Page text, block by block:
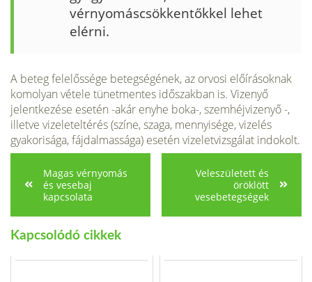
vérnyomáscsökkentőkkel lehet
elérni.
A beteg felelőssége betegségének, az orvosi előírásoknak
komo­lyan vétele tünetmentes időszakban is. Vizenyő
jelentkezése esetén -akár enyhe boka-, szemhéjvizenyő -,
illetve vizeleteltérés (színe, szaga, mennyisége, vizelés
gyakorisága, fájdalmassága) esetén vizeletvizsgálat indokolt.
Magas vérnyomás
és vesebaj
kapcsolata
Veleszületett és
öröklött
vesebetegségek
Kapcsolódó cikkek